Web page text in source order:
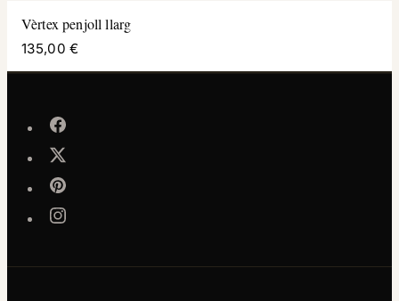
Vèrtex penjoll llarg
135,00 €